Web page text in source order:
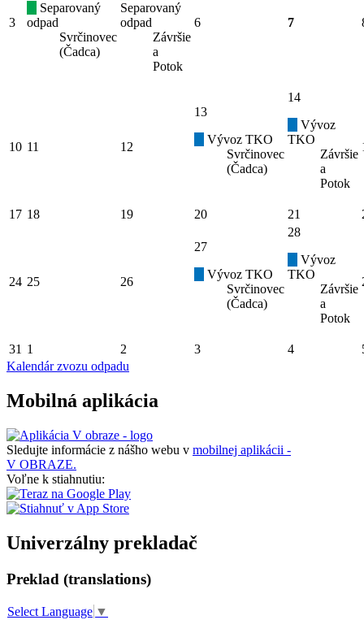
3
Separovaný
odpad
Svrčinovec
(Čadca)
Separovaný
odpad
Závršie
a
Potok
6 7
10 11 12
13
Vývoz TKO
Svrčinovec
(Čadca)
14
Vývoz
TKO
Závršie
a
Potok
17 18 19 20 21
24 25 26
27
Vývoz TKO
Svrčinovec
(Čadca)
28
Vývoz
TKO
Závršie
a
Potok
31 1 2 3 4
Kalendár zvozu odpadu
Mobilná aplikácia
Sledujte informácie z nášho webu v mobilnej aplikácii -
V OBRAZE.
Voľne k stiahnutiu:
Univerzálny prekladač
Preklad (translations)
Select Language ▼